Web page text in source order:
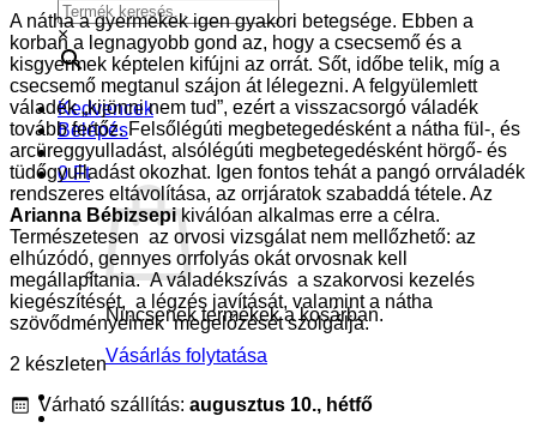
×
Kedvencek
Belépés
0Ft
Nincsenek termékek a kosárban.
Vásárlás folytatása
A nátha a gyermekek igen gyakori betegsége. Ebben a
korban a legnagyobb gond az, hogy a csecsemő és a
kisgyermek képtelen kifújni az orrát. Sőt, időbe telik, míg a
csecsemő megtanul szájon át lélegezni. A felgyülemlett
váladék „kijönni nem tud”, ezért a visszacsorgó váladék
tovább fertőz. Felsőlégúti megbetegedésként a nátha fül-, és
arcüreggyulladást, alsólégúti megbetegedésként hörgő- és
tüdőgyulladást okozhat. Igen fontos tehát a pangó orrváladék
rendszeres eltávolítása, az orrjáratok szabaddá tétele. Az
Arianna Bébizsepikiválóan alkalmas erre a célra.
Természetesen az orvosi vizsgálat nem mellőzhető: az
elhúzódó, gennyes orrfolyás okát orvosnak kell
megállapítania. A váladékszívás a szakorvosi kezelés
kiegészítését, a légzés javítását, valamint a nátha
szövődményeinek megelőzését szolgálja.
2 készleten
Várható szállítás: augusztus 10., hétfő